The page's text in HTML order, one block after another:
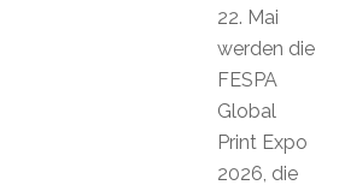
22. Mai
werden die
FESPA
Global
Print Expo
2026, die